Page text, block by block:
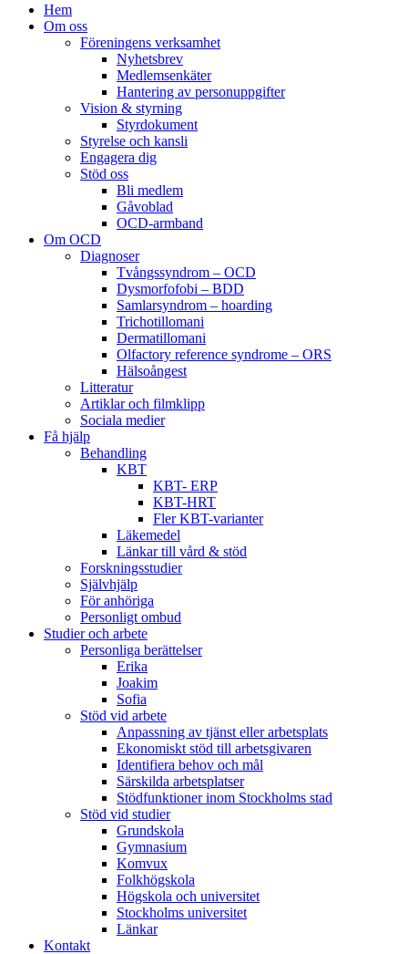
Hem
Om oss
Föreningens verksamhet
Nyhetsbrev
Medlemsenkäter
Hantering av personuppgifter
Vision & styrning
Styrdokument
Styrelse och kansli
Engagera dig
Stöd oss
Bli medlem
Gåvoblad
OCD-armband
Om OCD
Diagnoser
Tvångssyndrom – OCD
Dysmorfofobi – BDD
Samlarsyndrom – hoarding
Trichotillomani
Dermatillomani
Olfactory reference syndrome – ORS
Hälsoångest
Litteratur
Artiklar och filmklipp
Sociala medier
Få hjälp
Behandling
KBT
KBT- ERP
KBT-HRT
Fler KBT-varianter
Läkemedel
Länkar till vård & stöd
Forskningsstudier
Självhjälp
För anhöriga
Personligt ombud
Studier och arbete
Personliga berättelser
Erika
Joakim
Sofia
Stöd vid arbete
Anpassning av tjänst eller arbetsplats
Ekonomiskt stöd till arbetsgivaren
Identifiera behov och mål
Särskilda arbetsplatser
Stödfunktioner inom Stockholms stad
Stöd vid studier
Grundskola
Gymnasium
Komvux
Folkhögskola
Högskola och universitet
Stockholms universitet
Länkar
Kontakt